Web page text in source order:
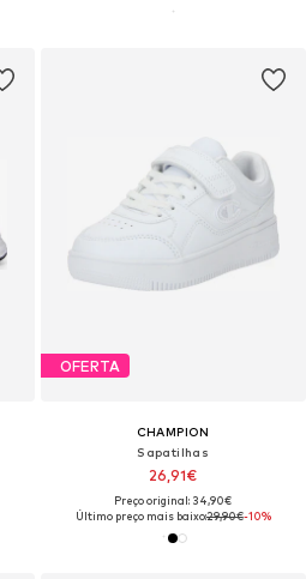
OFERTA
CHAMPION
Sapatilhas
26,91€
Preço original: 34,90€
Último preço mais baixo:29,90€-10%